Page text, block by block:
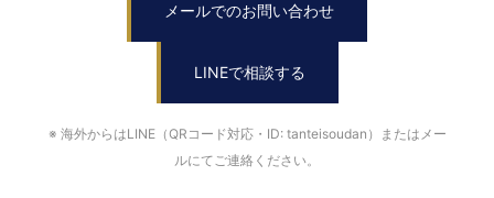
メールでのお問い合わせ
LINEで相談する
※ 海外からはLINE（QRコード対応・ID: tanteisoudan）またはメー
ルにてご連絡ください。